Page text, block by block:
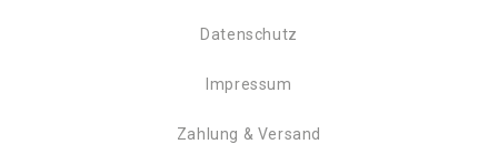
Datenschutz
Impressum
Zahlung & Versand